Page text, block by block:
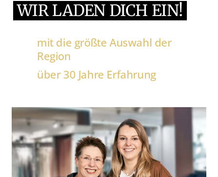
WIR LADEN DICH EIN!
mit die größte Auswahl der
Region
über 30 Jahre Erfahrung